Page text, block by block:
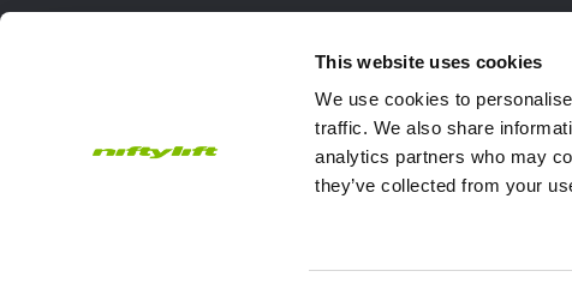
This website uses cookies
We use cookies to
traffic. We also share
analytics partners who may
they’ve collected from your
Niftylift Ltd will use the information you provide on this form to be